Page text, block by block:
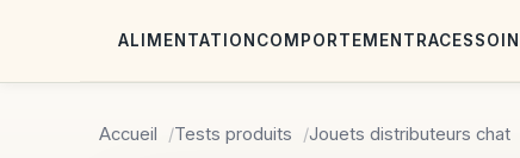
ALIMENTATION COMPORTEMENT RACES
Accueil Tests produits Jouets distributeurs chat